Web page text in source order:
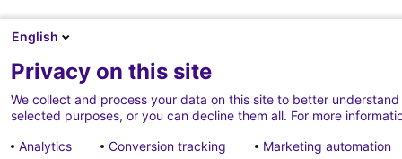
English
Privacy on this site
We collect and process your data on this site to better
selected purposes, or you can decline them all. For more
Analytics
Conversion tracking Marketing automation